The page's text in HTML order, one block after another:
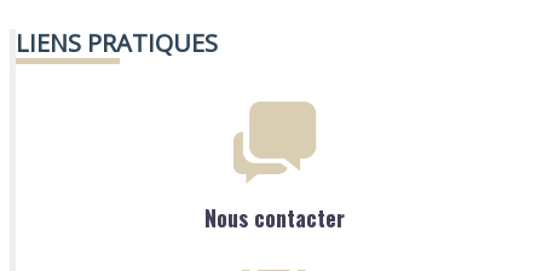
LIENS PRATIQUES
Nous contacter